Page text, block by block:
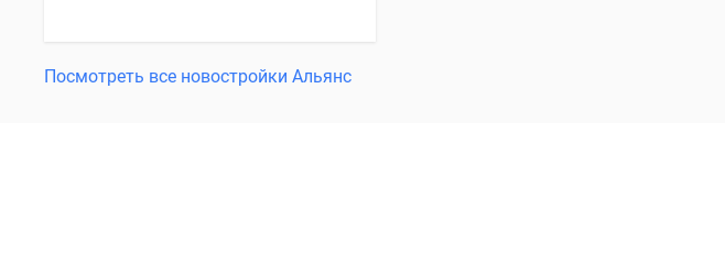
Посмотреть все новостройки Альянс